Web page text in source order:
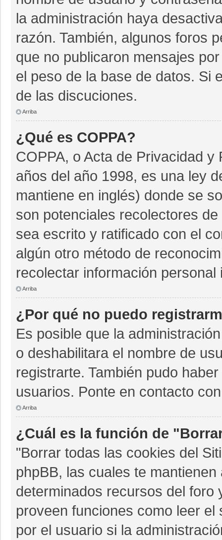
la administración haya
razón. También, algunos foros
que no publicaron mensajes
el peso de la base de datos. Si
de las discuciones.
Arriba
¿Qué es COPPA?
COPPA, o Acta de Privacidad
años del año 1998, es una ley
mantiene en inglés) donde se
son potenciales recolectores
sea escrito y ratificado con el
algún otro método de
recolectar información
Arriba
¿Por qué no puedo
Es posible que la
o deshabilitara el nombre de
registrarte. También pudo
usuarios. Ponte en contacto
Arriba
¿Cuál es la función de
"Borrar todas las cookies del
phpBB, las cuales te
determinados recursos del foro
proveen funciones como leer
por el usuario si la